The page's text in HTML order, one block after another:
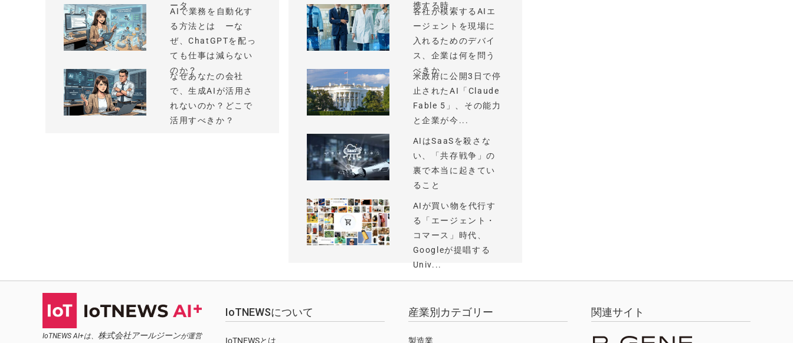
ータ
AIで業務を自動化す
る方法とは ーな
ぜ、ChatGPTを配っ
ても仕事は減らない
のか？
なぜあなたの会社
で、生成AIが活用さ
れないのか？どこで
活用すべきか？
携する時...
各社が模索するAIエ
ージェントを現場に
入れるためのデバイ
ス、企業は何を問う
べきか
米政府に公開3日で停
止されたAI「Claude
Fable 5」、その能力
と企業が今...
AIはSaaSを殺さな
い、「共存戦争」の
裏で本当に起きてい
ること
AIが買い物を代行す
る「エージェント・
コマース」時代、
Googleが提唱する
Univ...
IoTNEWS AI+は、 株式会社アールジーンが運営
IoTNEWSについて
IoTNEWSとは
産業別カテゴリー
製造業
関連サイト